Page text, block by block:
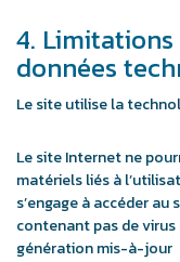
4.
données
Le site utilise la
Le site Internet ne
matériels liés à
s’engage à accéder
contenant pas de
génération mis-à-jour